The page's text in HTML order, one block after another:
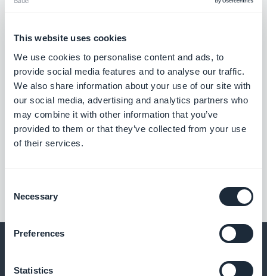
This website uses cookies
We use cookies to personalise content and ads, to
provide social media features and to analyse our traffic.
We also share information about your use of our site with
our social media, advertising and analytics partners who
may combine it with other information that you’ve
provided to them or that they’ve collected from your use
of their services.
Selection
Necessary
Preferences
Statistics